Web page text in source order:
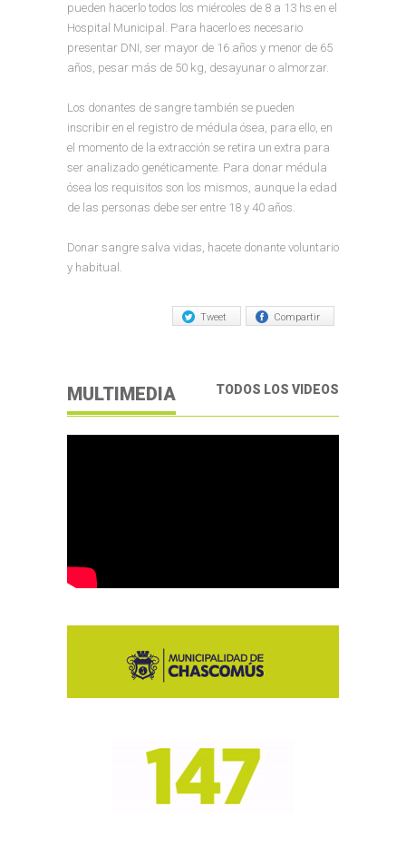
pueden hacerlo todos los miércoles de 8 a 13 hs en el
Hospital Municipal. Para hacerlo es necesario
presentar DNI, ser mayor de 16 años y menor de 65
años, pesar más de 50 kg, desayunar o almorzar.
Los donantes de sangre también se pueden
inscribir en el registro de médula ósea, para ello, en
el momento de la extracción se retira un extra para
ser analizado genéticamente. Para donar médula
ósea los requisitos son los mismos, aunque la edad
de las personas debe ser entre 18 y 40 años.
Donar sangre salva vidas, hacete donante voluntario
y habitual.
Compartir
Tweet
MULTIMEDIA TODOS LOS VIDEOS